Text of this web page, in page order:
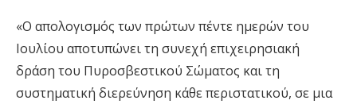
«Ο απολογισμός των πρώτων πέντε ημερών του
Ιουλίου αποτυπώνει τη συνεχή επιχειρησιακή
δράση του Πυροσβεστικού Σώματος και τη
συστηματική διερεύνηση κάθε περιστατικού, σε μια